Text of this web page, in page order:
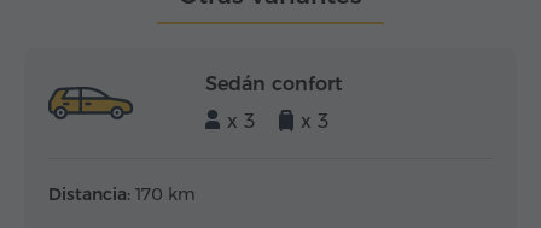
Sedán confort
x 3
x 3
Distancia: 170 km